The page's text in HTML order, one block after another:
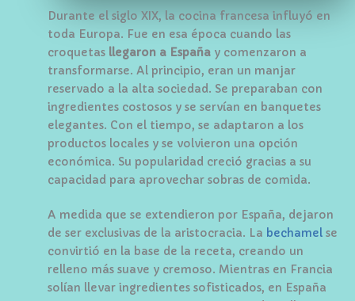
Durante el siglo XIX, la cocina francesa influyó en
toda Europa. Fue en esa época cuando las
croquetas llegaron a España y comenzaron a
transformarse. Al principio, eran un manjar
reservado a la alta sociedad. Se preparaban con
ingredientes costosos y se servían en banquetes
elegantes. Con el tiempo, se adaptaron a los
productos locales y se volvieron una opción
económica. Su popularidad creció gracias a su
capacidad para aprovechar sobras de comida.
A medida que se extendieron por España, dejaron
de ser exclusivas de la aristocracia. La bechamel se
convirtió en la base de la receta, creando un
relleno más suave y cremoso. Mientras en Francia
solían llevar ingredientes sofisticados, en España